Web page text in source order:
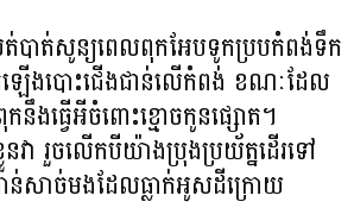
ាត់សូន្យពេលពុកអែបទូកប្របកំពង់ទឹក
កឡើងបោះជើងជាន់លើកំពង់ ខណៈដែល
កនឹងធ្វើអីចំពោះខ្មោចកូនផ្សោត។
វា រួចលើកបីយ៉ាងប្រុងប្រយ័ត្នដើរទៅ
ាន់សាច់មងដែលធ្លាក់អូសដីក្រោយ